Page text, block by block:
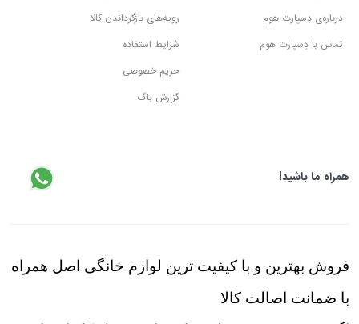
درباره‌ی دِسپارت هوم
تماس با دِسپارت هوم
رویه‌های بازگرداندن کالا
شرایط استفاده
حریم خصوصی
گزارش باگ
همراه ما باشید!
فروش بهترین و با کیفیت ترین لوازم خانگی اصل همراه
با ضمانت اصالت کالا